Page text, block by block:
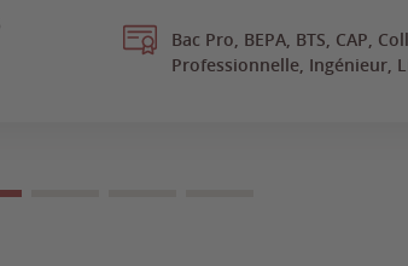
Bac Pro, BEPA, BTS, CAP,
Professionnelle, Ingénieur,